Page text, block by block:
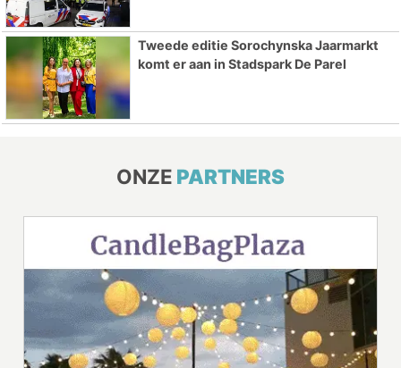
Tweede editie Sorochynska Jaarmarkt
komt er aan in Stadspark De Parel
ONZE PARTNERS